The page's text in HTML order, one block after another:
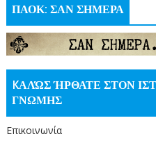
ΠΑΟΚ: ΣΑΝ ΣΗΜΕΡΑ
KΑΛΏΣ ΉΡΘΑΤΕ ΣΤΟΝ
ΓΝΩΜΗΣ
Επικοινωνία